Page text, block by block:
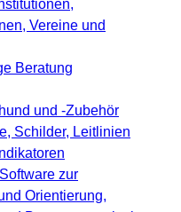
Vereine und
Beratung
und -Zubehör
Schilder, Leitlinien
zur
Orientierung,